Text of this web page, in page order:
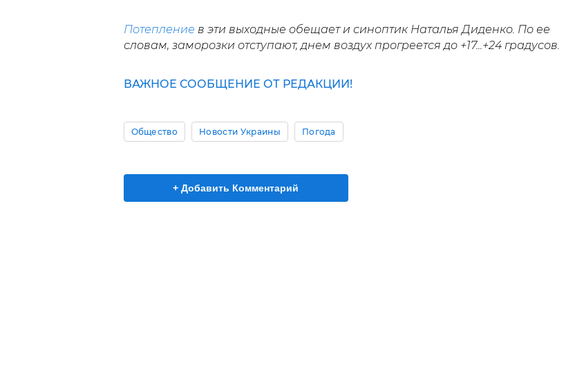
Потепление в эти выходные обещает и синоптик Наталья Диденко. По ее
словам, заморозки отступают, днем воздух прогреется до +17...+24 градусов.
ВАЖНОЕ СООБЩЕНИЕ ОТ РЕДАКЦИИ!
Общество Новости Украины Погода
+ Добавить Комментарий